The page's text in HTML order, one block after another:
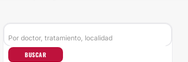
BUSCAR